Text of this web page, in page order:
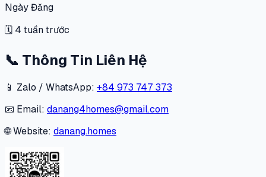
Ngày Đăng
🗓 4 tuần trước
📞 Thông Tin Liên Hệ
📱 Zalo / WhatsApp: +84 973 747 373
📧 Email: danang4homes@gmail.com
🌐 Website: danang.homes